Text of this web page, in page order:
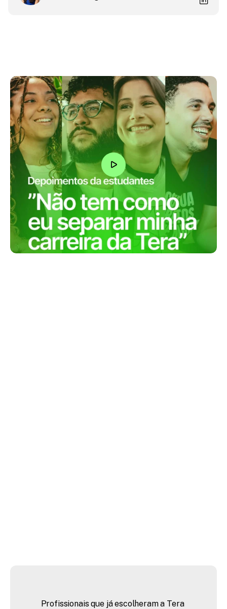
+ 4 mi
Profissionais que já escolheram a Tera